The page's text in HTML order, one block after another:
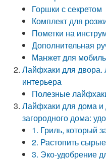
Горшки с секретом
Комплект для
Пометки на
Дополнительная
Манжет для
Лайфхаки для
интерьера
Полезные
Лайфхаки для дома и
загородного дома:
1. Гриль, который
2. Растопить
3. Эко-удобрение